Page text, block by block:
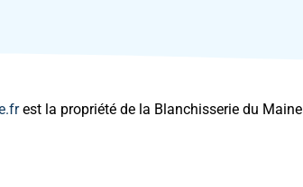
est la propriété de la Blanchisserie du Maine